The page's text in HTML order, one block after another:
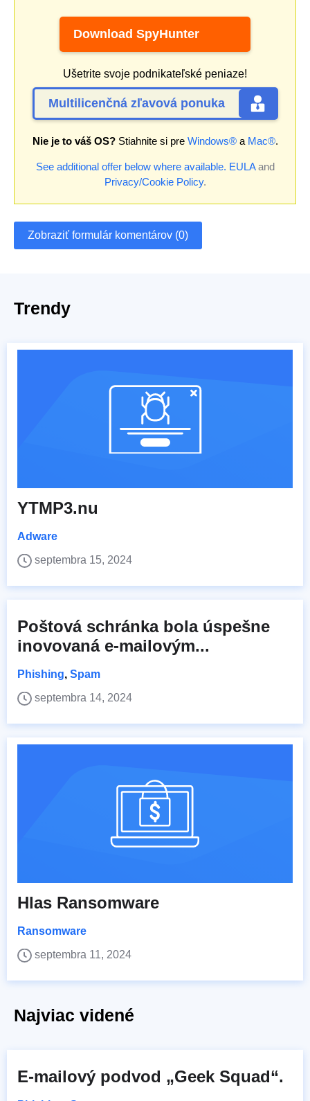
Download SpyHunter
Ušetrite svoje podnikateľské peniaze!
Multilicenčná zľavová ponuka
Nie je to váš OS?Stiahnite si pre Windows®a Mac®.
See additional offer below where available. EULAand
Privacy/Cookie Policy.
Zobraziť formulár komentárov (0)
Trendy
YTMP3.nu
Adware
septembra 15, 2024
Poštová schránka bola úspešne
inovovaná e-mailovým...
Phishing, Spam
septembra 14, 2024
Hlas Ransomware
Ransomware
septembra 11, 2024
Najviac videné
E-mailový podvod „Geek Squad“.